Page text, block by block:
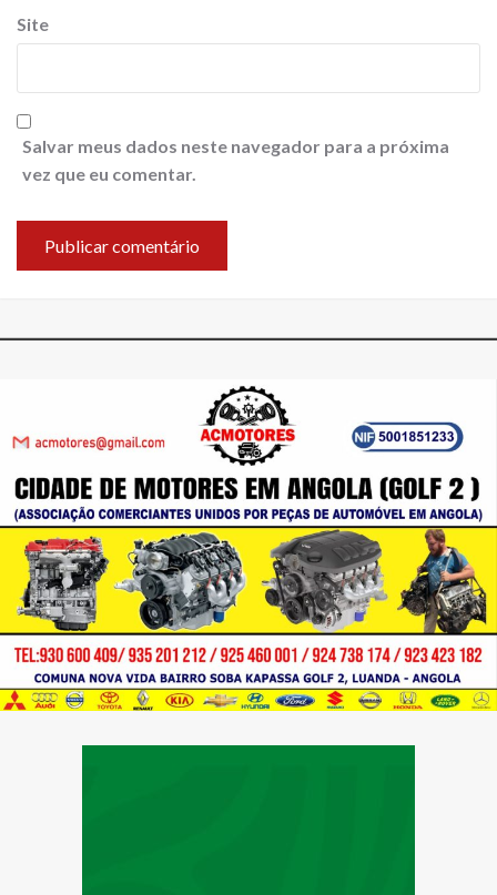
Site
Salvar meus dados neste navegador para a próxima
vez que eu comentar.